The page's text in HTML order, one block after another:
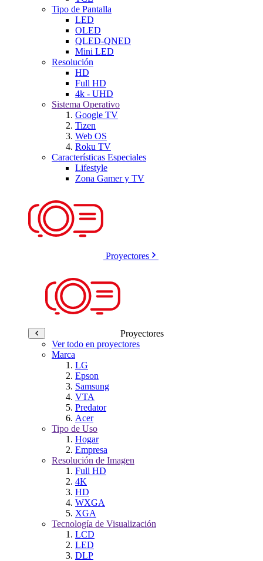
Tipo de Pantalla
LED
OLED
QLED-QNED
Mini LED
Resolución
HD
Full HD
4k - UHD
Sistema Operativo
Google TV
Tizen
Web OS
Roku TV
Características Especiales
Lifestyle
Zona Gamer y TV
Proyectores
Proyectores
Ver todo en proyectores
Marca
LG
Epson
Samsung
VTA
Predator
Acer
Tipo de Uso
Hogar
Empresa
Resolución de Imagen
Full HD
4K
HD
WXGA
XGA
Tecnología de Visualización
LCD
LED
DLP